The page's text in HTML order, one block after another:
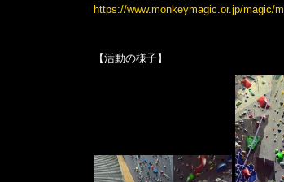
https://www.monkeymagic.or.jp/magic/
【活動の様子】